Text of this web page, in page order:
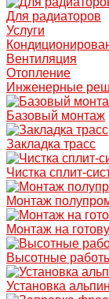
Для радиаторов
Услуги
Вентиляция
Отопление
Инженерные
Базовый монтаж
Закладка трасс
Чистка сплит-
Монтаж
Монтаж на
Высотные
Установка